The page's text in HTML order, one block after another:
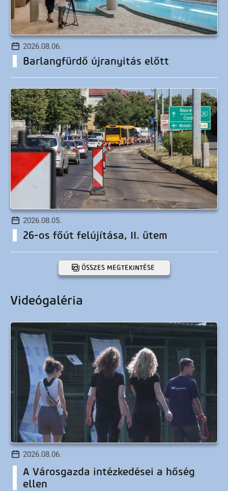
2026.08.06.
Barlangfürdő újranyitás előtt
2026.08.05.
26-os főút felújítása, II. ütem
ÖSSZES MEGTEKINTÉSE
Videógaléria
2026.08.06.
A Városgazda intézkedései a hőség
ellen